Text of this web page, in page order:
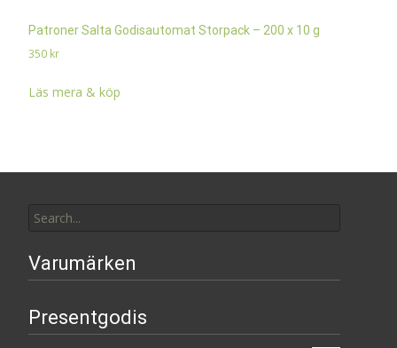
Patroner Salta Godisautomat Storpack – 200 x 10 g
350 kr
Läs mera & köp
for:
Varumärken
Presentgodis